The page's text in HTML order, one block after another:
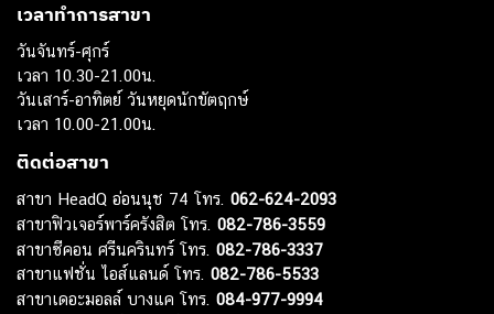
เวลาทำการสาขา
วันจันทร์-ศุกร์
เวลา 10.30-21.00น.
วันเสาร์-อาทิตย์ วันหยุดนักขัตฤกษ์
เวลา 10.00-21.00น.
ติดต่อสาขา
สาขา HeadQ อ่อนนุช 74 โทร. 062-624-2093
สาขาฟิวเจอร์พาร์ครังสิต โทร. 082-786-3559
สาขาซีคอน ศรีนครินทร์ โทร. 082-786-3337
สาขาแฟชั่น ไอส์แลนด์ โทร. 082-786-5533
สาขาเดอะมอลล์ บางแค โทร. 084-977-9994